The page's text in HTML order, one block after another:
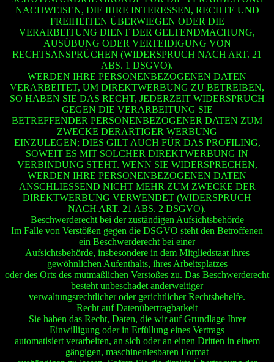
NACHWEISEN, DIE IHRE INTERESSEN, RECHTE UND
FREIHEITEN ÜBERWIEGEN ODER DIE
VERARBEITUNG DIENT DER GELTENDMACHUNG,
AUSÜBUNG ODER VERTEIDIGUNG VON
RECHTSANSPRÜCHEN (WIDERSPRUCH NACH ART. 21
ABS. 1 DSGVO).
WERDEN IHRE PERSONENBEZOGENEN DATEN
VERARBEITET, UM DIREKTWERBUNG ZU BETREIBEN,
SO HABEN SIE DAS RECHT, JEDERZEIT WIDERSPRUCH
GEGEN DIE VERARBEITUNG SIE
BETREFFENDER PERSONENBEZOGENER DATEN ZUM
ZWECKE DERARTIGER WERBUNG
EINZULEGEN; DIES GILT AUCH FÜR DAS PROFILING,
SOWEIT ES MIT SOLCHER DIREKTWERBUNG IN
VERBINDUNG STEHT. WENN SIE WIDERSPRECHEN,
WERDEN IHRE PERSONENBEZOGENEN DATEN
ANSCHLIESSEND NICHT MEHR ZUM ZWECKE DER
DIREKTWERBUNG VERWENDET (WIDERSPRUCH
NACH ART. 21 ABS. 2 DSGVO).
Beschwerderecht bei der zuständigen Aufsichtsbehörde
Im Falle von Verstößen gegen die DSGVO steht den Betroffenen
ein Beschwerderecht bei einer
Aufsichtsbehörde, insbesondere in dem Mitgliedstaat ihres
gewöhnlichen Aufenthalts, ihres Arbeitsplatzes
oder des Orts des mutmaßlichen Verstoßes zu. Das Beschwerderecht
besteht unbeschadet anderweitiger
verwaltungsrechtlicher oder gerichtlicher Rechtsbehelfe.
Recht auf Datenübertragbarkeit
Sie haben das Recht, Daten, die wir auf Grundlage Ihrer
Einwilligung oder in Erfüllung eines Vertrags
automatisiert verarbeiten, an sich oder an einen Dritten in einem
gängigen, maschinenlesbaren Format